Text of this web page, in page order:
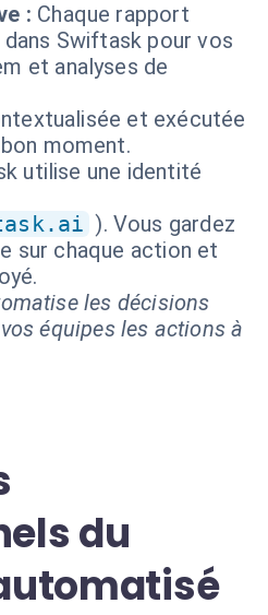
: Chaque rapport
Swiftask pour vos
et analyses de
et exécutée
moment.
utilise une identité
). Vous gardez
sur chaque action et
les décisions
équipes les actions à
du